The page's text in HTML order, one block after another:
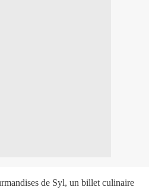
de Syl, un billet culinaire